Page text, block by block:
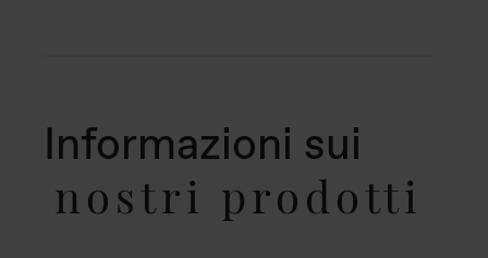
Informazioni sui
nostri prodotti